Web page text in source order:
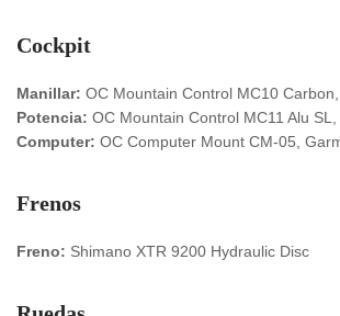
Cockpit
Manillar: OC Mountain Control MC10
Potencia: OC Mountain Control MC11 Alu SL,
Computer: OC Computer Mount CM-05,
Frenos
Freno: Shimano XTR 9200 Hydraulic Disc